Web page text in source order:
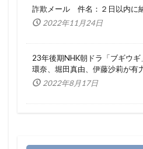
詐欺メール 件名：２日以内に
2022年11月24日
23年後期NHK朝ドラ「ブギウ
環奈、堀田真由、伊藤沙莉が有
2022年8月17日